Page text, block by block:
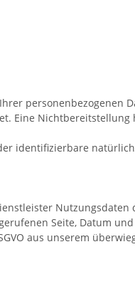
personenbezogenen
Eine
identifizierbare
Seite, Datum
aus unserem